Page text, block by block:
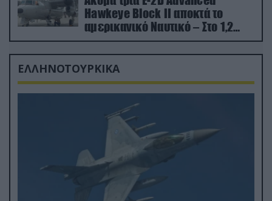
Hawkeye Block II αποκτά το
αμερικανικό Ναυτικό – Στο 1,2
δισ.δολάρια το κόστος
ΕΛΛΗΝΟΤΟΥΡΚΙΚΑ